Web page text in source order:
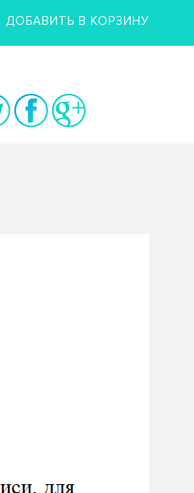
ДОБАВИТЬ В КОРЗИНУ